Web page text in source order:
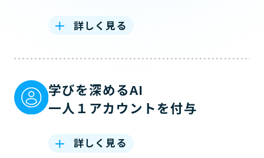
詳しく見る
学びを深めるAI
一人１アカウントを付与
詳しく見る